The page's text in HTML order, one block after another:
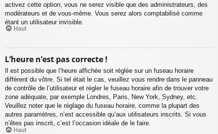
activez cette option, vous ne serez visible que des administrateurs, des
modérateurs et de vous-même. Vous serez alors comptabilisé comme
étant un utilisateur invisible.
Haut
L’heure n’est pas correcte !
Il est possible que l’heure affichée soit réglée sur un fuseau horaire
différent du vôtre. Si tel était le cas, veuillez vous rendre dans le panneau
de contrôle de l’utilisateur et régler le fuseau horaire afin de trouver votre
zone adéquate, par exemple Londres, Paris, New York, Sydney, etc.
Veuillez noter que le réglage du fuseau horaire, comme la plupart des
autres paramètres, n’est accessible qu’aux utilisateurs inscrits. Si vous
n’êtes pas inscrit, c’est l’occasion idéale de le faire.
Haut